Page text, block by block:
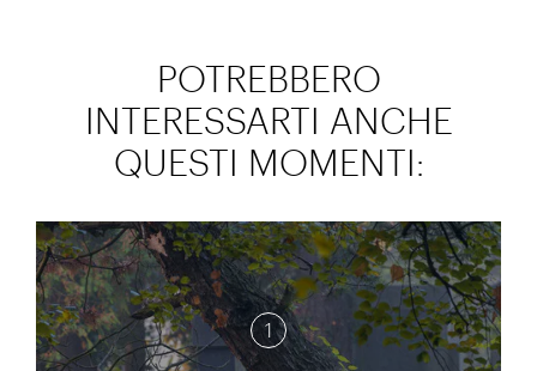
POTREBBERO
INTERESSARTI ANCHE
QUESTI MOMENTI:
1